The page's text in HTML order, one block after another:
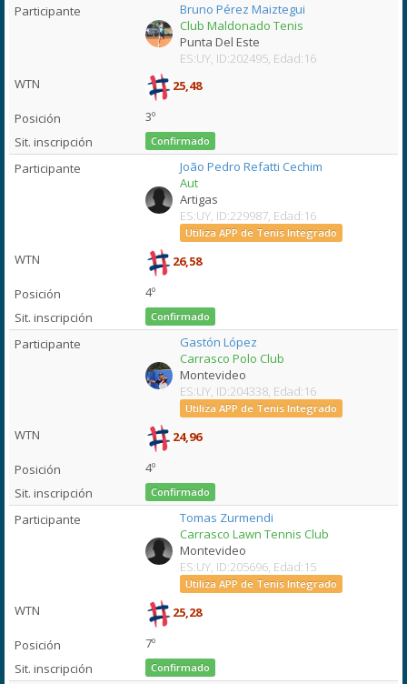
Bruno Pérez Maiztegui
Club Maldonado Tenis
Punta Del Este
ES:UY, ID:202495, Edad:16
25,48
3º
Confirmado
João Pedro Refatti Cechim
Aut
Artigas
ES:UY, ID:229987, Edad:16
Utiliza APP de Tenis Integrado
26,58
4º
Confirmado
Gastón López
Carrasco Polo Club
Montevideo
ES:UY, ID:204338, Edad:16
Utiliza APP de Tenis Integrado
24,96
4º
Confirmado
Tomas Zurmendi
Carrasco Lawn Tennis Club
Montevideo
ES:UY, ID:205696, Edad:15
Utiliza APP de Tenis Integrado
25,28
7º
Confirmado